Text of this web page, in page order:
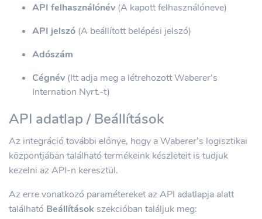
API felhasználónév (A kapott felhasználóneve)
API jelszó (A beállított belépési jelszó)
Adószám
Cégnév (Itt adja meg a létrehozott Waberer's
Internation Nyrt.-t)
API adatlap / Beállítások
Az integráció további előnye, hogy a Waberer's logisztikai
központjában található termékeink készleteit is tudjuk
kezelni az API-n keresztül.
Az erre vonatkozó paramétereket az API adatlapja alatt
található Beállítások szekcióban találjuk meg: